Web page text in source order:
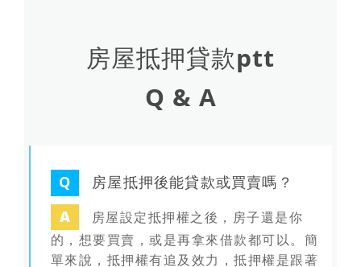
房屋抵押貸款ptt
Q & A
Q
房屋抵押後能貸款或買賣嗎？
A
房屋設定抵押權之後，房子還是你
的，想要買賣，或是再拿來借款都可以。簡
單來說，抵押權有追及效力，抵押權是跟著